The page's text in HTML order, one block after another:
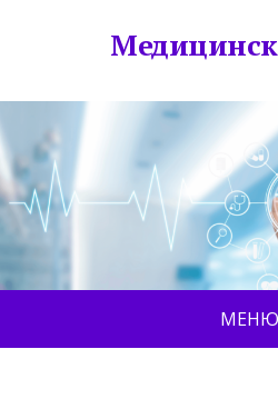
МЕНЮ